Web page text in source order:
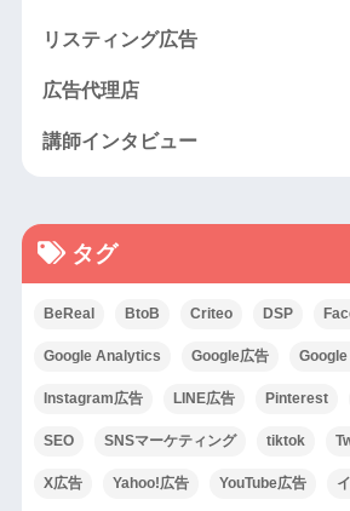
リスティング広告
広告代理店
講師インタビュー
タグ
BeReal BtoB Criteo DSP
Google Analytics Google広告 Google
Instagram広告 LINE広告 Pinterest
SEO SNSマーケティング tiktok
X広告 Yahoo!広告 YouTube広告